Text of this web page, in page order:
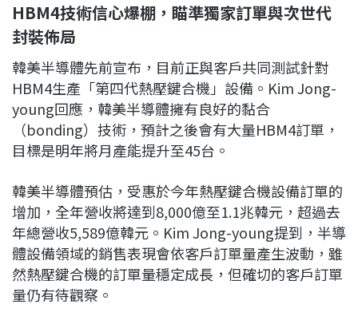
HBM4技術信心爆棚，瞄準獨家訂單與次世代
封裝佈局
韓美半導體先前宣布，目前正與客戶共同測試針對
HBM4生產「第四代熱壓鍵合機」設備。Kim Jong-
young回應，韓美半導體擁有良好的黏合
（bonding）技術，預計之後會有大量HBM4訂單，
目標是明年將月產能提升至45台。
韓美半導體預估，受惠於今年熱壓鍵合機設備訂單的
增加，全年營收將達到8,000億至1.1兆韓元，超過去
年總營收5,589億韓元。Kim Jong-young提到，半導
體設備領域的銷售表現會依客戶訂單量產生波動，雖
然熱壓鍵合機的訂單量穩定成長，但確切的客戶訂單
量仍有待觀察。